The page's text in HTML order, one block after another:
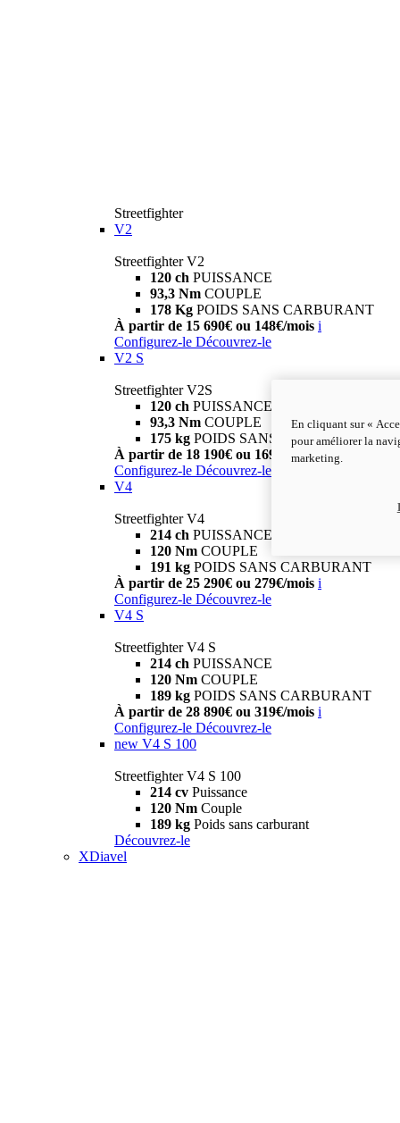
Streetfighter
V2
Streetfighter V2
120 ch PUISSANCE
93,3 Nm COUPLE
178 Kg POIDS SANS CARBURANT
À partir de 15 690€ ou 148€/mois i
Configurez-le Découvrez-le
V2 S
Streetfighter V2S
120 ch PUISSANCE
93,3 Nm COUPLE
175 kg POIDS SANS CARBURANT
À partir de 18 190€ ou 169€/mois i
Configurez-le Découvrez-le
V4
Streetfighter V4
214 ch PUISSANCE
120 Nm COUPLE
191 kg POIDS SANS CARBURANT
À partir de 25 290€ ou 279€/mois i
Configurez-le Découvrez-le
V4 S
Streetfighter V4 S
214 ch PUISSANCE
120 Nm COUPLE
189 kg POIDS SANS CARBURANT
À partir de 28 890€ ou 319€/mois i
Configurez-le Découvrez-le
new V4 S 100
Streetfighter V4 S 100
214 cv Puissance
120 Nm Couple
189 kg Poids sans carburant
Découvrez-le
XDiavel
En cliquant sur «
pour améliorer la
marketing.